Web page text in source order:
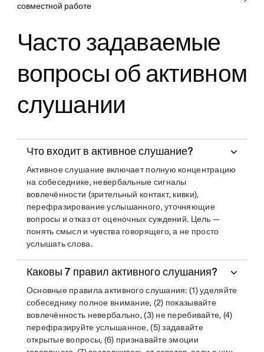
совместной работе
Часто задаваемые
вопросы об активном
слушании
Что входит в активное слушание?
Активное слушание включает полную концентрацию
на собеседнике, невербальные сигналы
вовлечённости (зрительный контакт, кивки),
перефразирование услышанного, уточняющие
вопросы и отказ от оценочных суждений. Цель —
понять смысл и чувства говорящего, а не просто
услышать слова.
Каковы 7 правил активного слушания?
Основные правила активного слушания: (1) уделяйте
собеседнику полное внимание, (2) показывайте
вовлечённость невербально, (3) не перебивайте, (4)
перефразируйте услышанное, (5) задавайте
открытые вопросы, (6) признавайте эмоции